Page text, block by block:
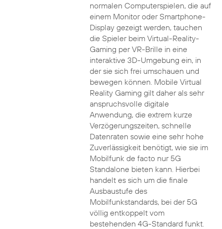
normalen Computerspielen, die auf
einem Monitor oder Smartphone-
Display gezeigt werden, tauchen
die Spieler beim Virtual-Reality-
Gaming per VR-Brille in eine
interaktive 3D-Umgebung ein, in
der sie sich frei umschauen und
bewegen können. Mobile Virtual
Reality Gaming gilt daher als sehr
anspruchsvolle digitale
Anwendung, die extrem kurze
Verzögerungszeiten, schnelle
Datenraten sowie eine sehr hohe
Zuverlässigkeit benötigt, wie sie im
Mobilfunk de facto nur 5G
Standalone bieten kann. Hierbei
handelt es sich um die finale
Ausbaustufe des
Mobilfunkstandards, bei der 5G
völlig entkoppelt vom
bestehenden 4G-Standard funkt.